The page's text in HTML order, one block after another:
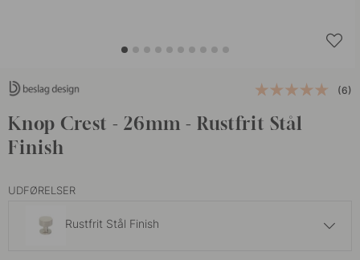
(6)
Knop Crest - 26mm - Rustfrit Stål
Finish
UDFØRELSER
Rustfrit Stål Finish